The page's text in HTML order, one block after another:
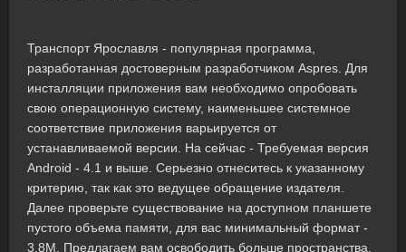
Транспорт Ярославля - популярная программа,
разработанная достоверным разработчиком Aspres. Для
инсталляции приложения вам необходимо опробовать
свою операционную систему, наименьшее системное
соответствие приложения варьируется от
устанавливаемой версии. На сейчас - Требуемая версия
Android - 4.1 и выше. Серьезно отнеситесь к указанному
критерию, так как это ведущее обращение издателя.
Далее проверьте существование на доступном планшете
пустого объема памяти, для вас минимальный формат -
3,8M. Предлагаем вам освободить больше пространства,